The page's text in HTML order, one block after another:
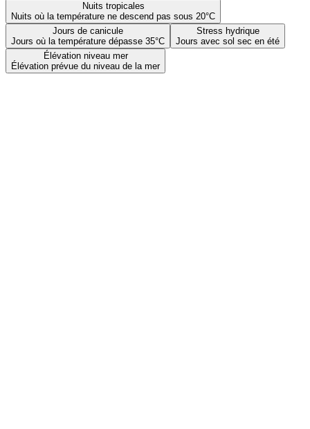
Nuits tropicales
Nuits où la température ne descend pas sous 20°C
Jours de canicule
Jours où la température dépasse 35°C
Stress hydrique
Jours avec sol sec en été
Élévation niveau mer
Élévation prévue du niveau de la mer